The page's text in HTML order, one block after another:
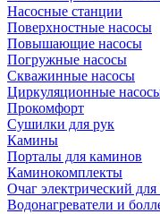
Насосные станции
Поверхностные насосы
Повышающие насосы
Погружные насосы
Скважинные насосы
Циркуляционные
Прокомфорт
Сушилки для рук
Камины
Порталы для каминов
Каминокомплекты
Очаг электрический
Водонагреватели и